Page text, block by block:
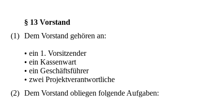
§ 13 Vorstand
(1)
Dem Vorstand gehören an:
• ein 1. Vorsitzender
• ein Kassenwart
• ein Geschäftsführer
• zwei Projektverantwortliche
(2)
Dem Vorstand obliegen folgende Aufgaben: